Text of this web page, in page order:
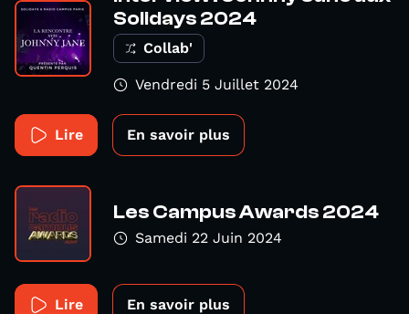
Solidays 2024
Collab'
Vendredi 5 Juillet 2024
Lire En savoir plus
Les Campus Awards 2024
Samedi 22 Juin 2024
Lire En savoir plus